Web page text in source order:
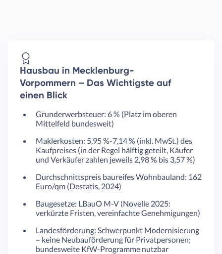
Hausbau in Mecklenburg-
Vorpommern – Das Wichtigste auf
einen Blick
Grunderwerbsteuer: 6 % (Platz im oberen
Mittelfeld bundesweit)
Maklerkosten: 5,95 %-7,14 % (inkl. MwSt.) des
Kaufpreises (in der Regel hälftig geteilt, Käufer
und Verkäufer zahlen jeweils 2,98 % bis 3,57 %)
Durchschnittspreis baureifes Wohnbauland: 162
Euro/qm (Destatis, 2024)
Baugesetze: LBauO M-V (Novelle 2025:
verkürzte Fristen, vereinfachte Genehmigungen)
Landesförderung: Schwerpunkt Modernisierung
– keine Neubauförderung für Privatpersonen;
bundesweite KfW-Programme nutzbar